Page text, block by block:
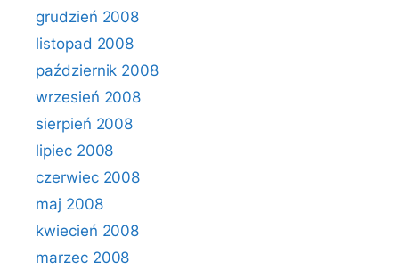
grudzień 2008
listopad 2008
październik 2008
wrzesień 2008
sierpień 2008
lipiec 2008
czerwiec 2008
maj 2008
kwiecień 2008
marzec 2008